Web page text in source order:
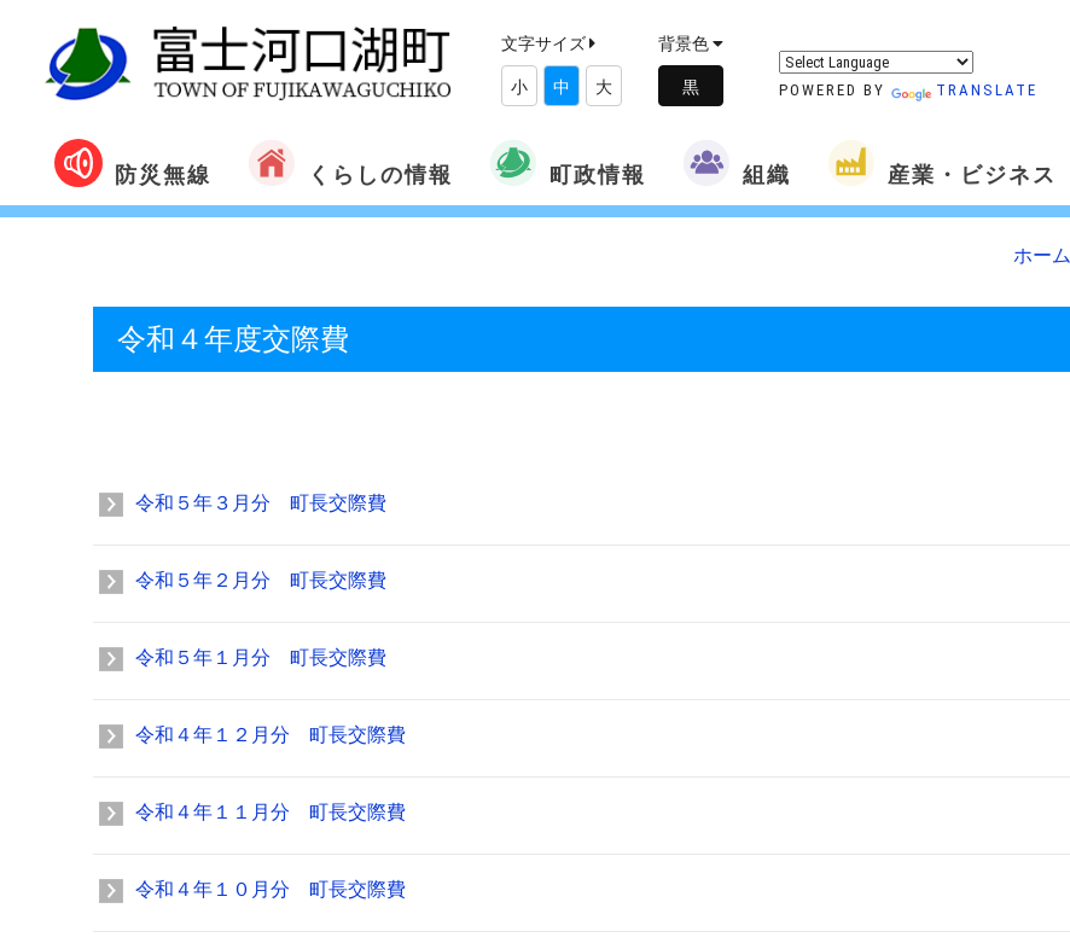
文字サイズ
小 中 大
背景色
POWERED BY TRANSLATE
防災無線 くらしの情報 町政情報 組織 産業・ビジネス
ホーム
令和４年度交際費
令和５年３月分 町長交際費
令和５年２月分 町長交際費
令和５年１月分 町長交際費
令和４年１２月分 町長交際費
令和４年１１月分 町長交際費
令和４年１０月分 町長交際費